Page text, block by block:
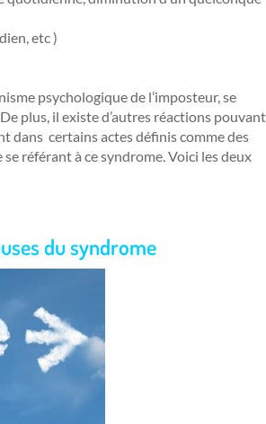
etc )
psychologique de l’imposteur, se
plus, il existe d’autres réactions pouvant
dans certains actes définis comme des
référant à ce syndrome. Voici les deux
du syndrome